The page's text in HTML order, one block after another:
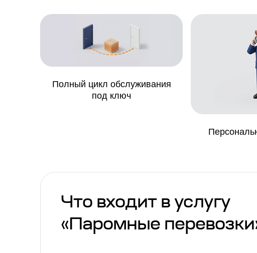
Полный цикл обслуживания
под ключ
Что входит в услугу
«Паромные